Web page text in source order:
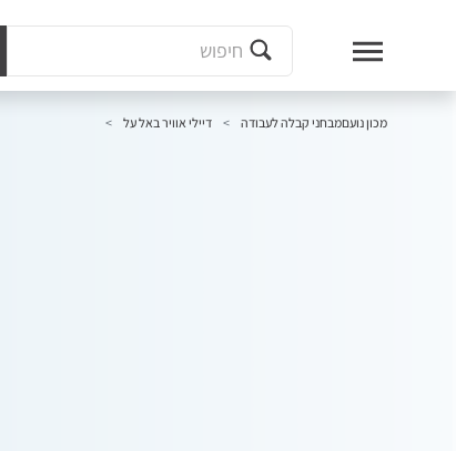
מכון נועםמבחני קבלה לעבודה דיילי אוויר באל על